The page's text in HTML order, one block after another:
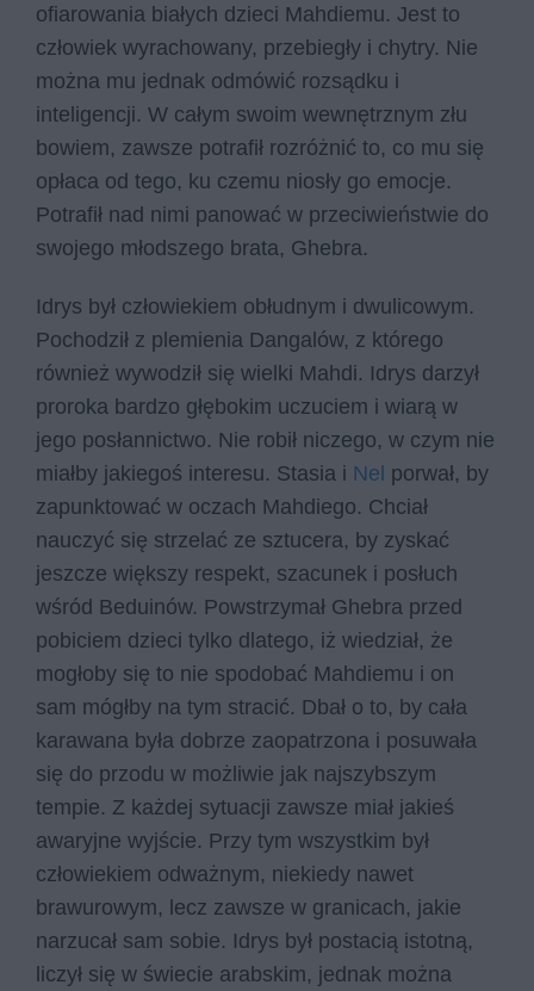
ofiarowania białych dzieci Mahdiemu. Jest to
człowiek wyrachowany, przebiegły i chytry. Nie
można mu jednak odmówić rozsądku i
inteligencji. W całym swoim wewnętrznym złu
bowiem, zawsze potrafił rozróżnić to, co mu się
opłaca od tego, ku czemu niosły go emocje.
Potrafił nad nimi panować w przeciwieństwie do
swojego młodszego brata, Ghebra.
Idrys był człowiekiem obłudnym i dwulicowym.
Pochodził z plemienia Dangalów, z którego
również wywodził się wielki Mahdi. Idrys darzył
proroka bardzo głębokim uczuciem i wiarą w
jego posłannictwo. Nie robił niczego, w czym nie
miałby jakiegoś interesu. Stasia i Nel porwał, by
zapunktować w oczach Mahdiego. Chciał
nauczyć się strzelać ze sztucera, by zyskać
jeszcze większy respekt, szacunek i posłuch
wśród Beduinów. Powstrzymał Ghebra przed
pobiciem dzieci tylko dlatego, iż wiedział, że
mogłoby się to nie spodobać Mahdiemu i on
sam mógłby na tym stracić. Dbał o to, by cała
karawana była dobrze zaopatrzona i posuwała
się do przodu w możliwie jak najszybszym
tempie. Z każdej sytuacji zawsze miał jakieś
awaryjne wyjście. Przy tym wszystkim był
człowiekiem odważnym, niekiedy nawet
brawurowym, lecz zawsze w granicach, jakie
narzucał sam sobie. Idrys był postacią istotną,
liczył się w świecie arabskim, jednak można